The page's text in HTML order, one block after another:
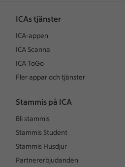
ICAs tjänster
ICA-appen
ICA Scanna
ICA ToGo
Fler appar och tjänster
Stammis på ICA
Bli stammis
Stammis Student
Stammis Husdjur
Partnererbjudanden